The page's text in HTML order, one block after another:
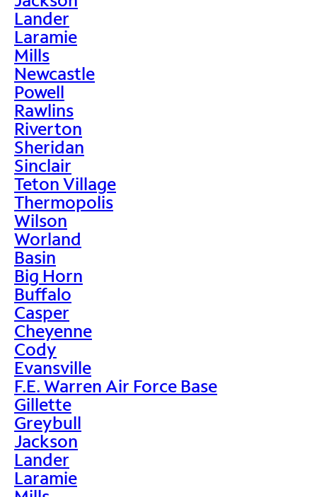
Lander
Laramie
Mills
Newcastle
Powell
Rawlins
Riverton
Sheridan
Sinclair
Teton Village
Thermopolis
Wilson
Worland
Basin
Big Horn
Buffalo
Casper
Cheyenne
Cody
Evansville
F.E. Warren Air Force Base
Gillette
Greybull
Jackson
Lander
Laramie